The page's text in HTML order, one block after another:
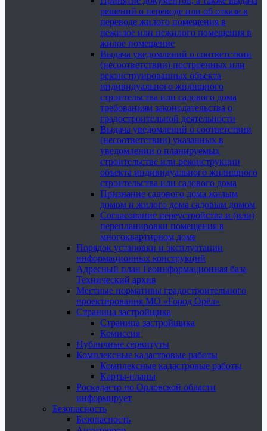
решений о переводе или об отказе в
переводе жилого помещения в
нежилое или нежилого помещения в
жилое помещение
Выдача уведомлений о соответствии
(несоответствии) построенных или
реконструированных объекта
индивидуального жилищного
строительства или садового дома
требованиям законодательства о
градостроительной деятельности
Выдача уведомлений о соответствии
(несоответствии) указанных в
уведомлении о планируемых
строительстве или реконструкции
объекта индивидуального жилищного
строительства или садового дома
Признание садового дома жилым
домом и жилого дома садовым домом
Согласование переустройства и (или)
перепланировки помещения в
многоквартирном доме
Порядок установки и эксплуатации
информационных конструкций
Адресный план Геоинформационная база
Технический архив
Местные нормативы градостроительного
проектирования МО «Город Орёл»
Страница застройщика
Страница застройщика
Комиссия
Публичные сервитуты
Комплексные кадастровые работы
Комплексные кадастровые работы
Карты-планы
Роскадастр по Орловской области
информирует
Безопасность
Безопасность